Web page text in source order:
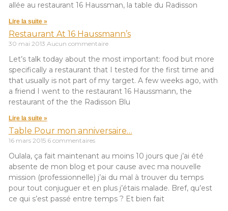
allée au restaurant 16 Haussman, la table du Radisson
Lire la suite »
Restaurant At 16 Haussmann’s
30 mai 2013 Aucun commentaire
Let’s talk today about the most important: food but more
specifically a restaurant that I tested for the first time and
that usually is not part of my target. A few weeks ago, with
a friend I went to the restaurant 16 Haussmann, the
restaurant of the the Radisson Blu
Lire la suite »
Table Pour mon anniversaire…
16 mars 2015 6 commentaires
Oulala, ça fait maintenant au moins 10 jours que j’ai été
absente de mon blog et pour cause avec ma nouvelle
mission (professionnelle) j’ai du mal à trouver du temps
pour tout conjuguer et en plus j’étais malade. Bref, qu’est
ce qui s’est passé entre temps ? Et bien fait